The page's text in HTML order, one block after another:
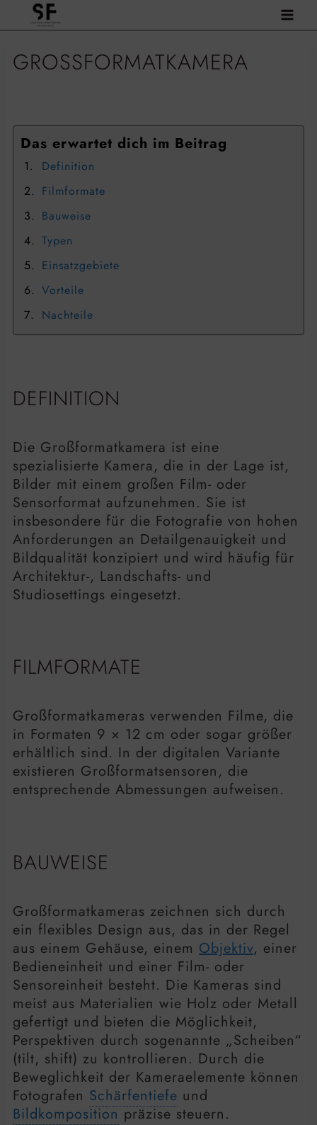
Inhalt
GROSSFORMATKAMERA
Das erwartet dich im Beitrag
Definition
Filmformate
Bauweise
Typen
Einsatzgebiete
Vorteile
Nachteile
DEFINITION
Die Großformatkamera ist eine
spezialisierte Kamera, die in der Lage ist,
Bilder mit einem großen Film- oder
Sensorformat aufzunehmen. Sie ist
insbesondere für die Fotografie von hohen
Anforderungen an Detailgenauigkeit und
Bildqualität konzipiert und wird häufig für
Architektur-, Landschafts- und
Studiosettings eingesetzt.
FILMFORMATE
Großformatkameras verwenden Filme, die
in Formaten 9 × 12 cm oder sogar größer
erhältlich sind. In der digitalen Variante
existieren Großformatsensoren, die
entsprechende Abmessungen aufweisen.
BAUWEISE
Großformatkameras zeichnen sich durch
ein flexibles Design aus, das in der Regel
aus einem Gehäuse, einem Objektiv, einer
Bedieneinheit und einer Film- oder
Sensoreinheit besteht. Die Kameras sind
meist aus Materialien wie Holz oder Metall
gefertigt und bieten die Möglichkeit,
Perspektiven durch sogenannte „Scheiben“
(tilt, shift) zu kontrollieren. Durch die
Beweglichkeit der Kameraelemente können
Fotografen Schärfentiefe und
Bildkomposition präzise steuern.